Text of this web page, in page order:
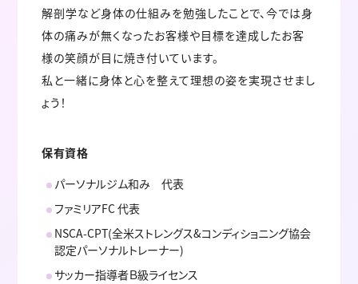
解剖学など身体の仕組みを勉強したことで、今では身
体の痛みが無くなったお客様や目標を達成したお客
様の笑顔が目に焼き付いています。
私と一緒に身体と心を整えて理想の姿を実現させまし
ょう！
保有資格
パーソナルジム和み 代表
ファミリアFC 代表
NSCA-CPT(全米ストレングス&コンディショニング協会
認定パーソナルトレーナー)
サッカー指導者Ｂ級ライセンス